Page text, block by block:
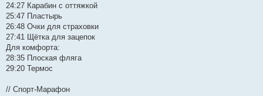
24:27 Карабин с оттяжкой
25:47 Пластырь
26:48 Очки для страховки
27:41 Щётка для зацепок
Для комфорта:
28:35 Плоская фляга
29:20 Термос
// Спорт-Марафон